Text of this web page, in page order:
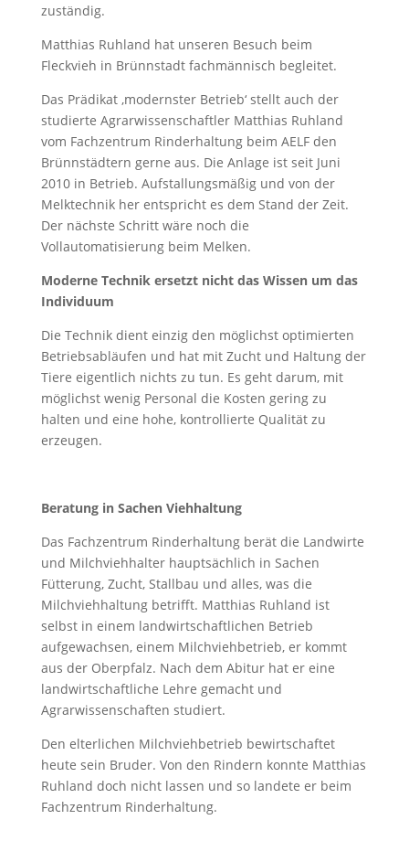
zuständig.
Matthias Ruhland hat unseren Besuch beim
Fleckvieh in Brünnstadt fachmännisch begleitet.
Das Prädikat ‚modernster Betrieb‘ stellt auch der
studierte Agrarwissenschaftler Matthias Ruhland
vom Fachzentrum Rinderhaltung beim AELF den
Brünnstädtern gerne aus. Die Anlage ist seit Juni
2010 in Betrieb. Aufstallungsmäßig und von der
Melktechnik her entspricht es dem Stand der Zeit.
Der nächste Schritt wäre noch die
Vollautomatisierung beim Melken.
Moderne Technik ersetzt nicht das Wissen um das
Individuum
Die Technik dient einzig den möglichst optimierten
Betriebsabläufen und hat mit Zucht und Haltung der
Tiere eigentlich nichts zu tun. Es geht darum, mit
möglichst wenig Personal die Kosten gering zu
halten und eine hohe, kontrollierte Qualität zu
erzeugen.
Beratung in Sachen Viehhaltung
Das Fachzentrum Rinderhaltung berät die Landwirte
und Milchviehhalter hauptsächlich in Sachen
Fütterung, Zucht, Stallbau und alles, was die
Milchviehhaltung betrifft. Matthias Ruhland ist
selbst in einem landwirtschaftlichen Betrieb
aufgewachsen, einem Milchviehbetrieb, er kommt
aus der Oberpfalz. Nach dem Abitur hat er eine
landwirtschaftliche Lehre gemacht und
Agrarwissenschaften studiert.
Den elterlichen Milchviehbetrieb bewirtschaftet
heute sein Bruder. Von den Rindern konnte Matthias
Ruhland doch nicht lassen und so landete er beim
Fachzentrum Rinderhaltung.